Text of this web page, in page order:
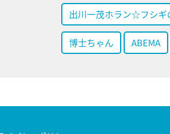
出川一茂ホラン☆フシギ
博士ちゃん ABEMA